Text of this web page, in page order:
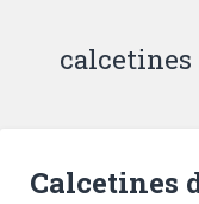
calcetines
Calcetines